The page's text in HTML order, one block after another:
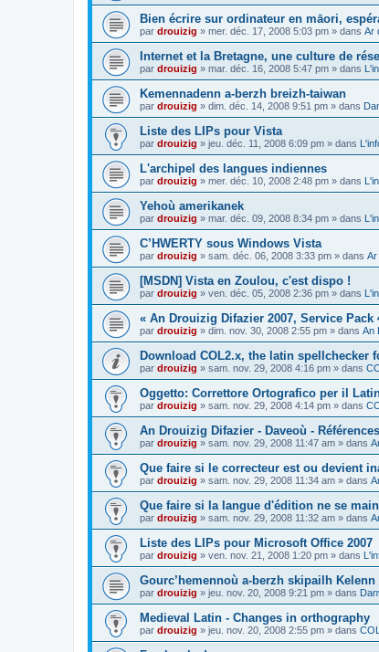
Bien écrire sur ordinateur en māori,
par drouizig » mer. déc. 17, 2008 5:03 pm » dans Ar
Internet et la Bretagne, une culture de
par drouizig » mar. déc. 16, 2008 5:47 pm » dans
Kemennadenn a-berzh breizh-taiwan
par drouizig » dim. déc. 14, 2008 9:51 pm » dans
Liste des LIPs pour Vista
par drouizig » jeu. déc. 11, 2008 6:09 pm » dans
L'archipel des langues indiennes
par drouizig » mer. déc. 10, 2008 2:48 pm » dans
Yehoù amerikanek
par drouizig » mar. déc. 09, 2008 8:34 pm » dans
C’HWERTY sous Windows Vista
par drouizig » sam. déc. 06, 2008 3:33 pm » dans Ar
[MSDN] Vista en Zoulou, c'est dispo !
par drouizig » ven. déc. 05, 2008 2:36 pm » dans
« An Drouizig Difazier 2007, Service Pack
par drouizig » dim. nov. 30, 2008 2:55 pm » dans An
Download COL2.x, the latin spellchecker
par drouizig » sam. nov. 29, 2008 4:16 pm » dans
Oggetto: Correttore Ortografico per il
par drouizig » sam. nov. 29, 2008 4:14 pm » dans
An Drouizig Difazier - Daveoù - Références
par drouizig » sam. nov. 29, 2008 11:47 am » dans
Que faire si le correcteur est ou devient
par drouizig » sam. nov. 29, 2008 11:34 am » dans
Que faire si la langue d'édition ne se
par drouizig » sam. nov. 29, 2008 11:32 am » dans
Liste des LIPs pour Microsoft Office 2007
par drouizig » ven. nov. 21, 2008 1:20 pm » dans
Gourc’hemennoù a-berzh skipailh Kelenn
par drouizig » jeu. nov. 20, 2008 9:21 pm » dans
Medieval Latin - Changes in orthography
par drouizig » jeu. nov. 20, 2008 2:55 pm » dans